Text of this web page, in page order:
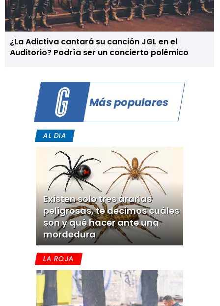
¿La Adictiva cantará su canción JGL en el
Auditorio? Podría ser un concierto polémico
Más populares
AL DIA
Existen solo tres arañas
peligrosas, te decimos cuáles
son y qué hacer ante una
mordedura
LA ROJA